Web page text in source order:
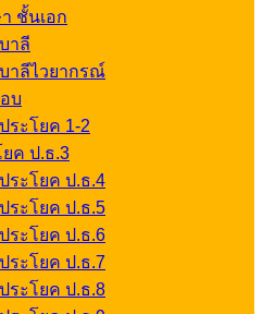
ชั้นเอก
าลี
าลีไวยากรณ์
บ
ระโยค 1-2
ค ป.ธ.3
ระโยค ป.ธ.4
ระโยค ป.ธ.5
ระโยค ป.ธ.6
ระโยค ป.ธ.7
ระโยค ป.ธ.8